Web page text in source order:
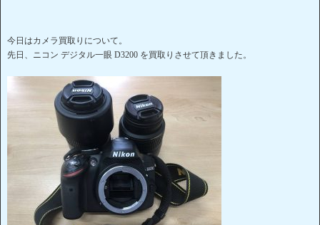
今日はカメラ買取りについて。
先日、ニコン デジタル一眼 D3200 を買取りさせて頂きました。